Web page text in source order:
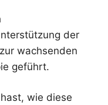
der
wachsenden
geführt.
wie diese